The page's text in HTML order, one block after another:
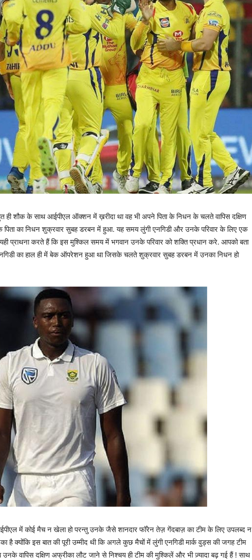
ही शौक के साथ आईपीएल ऑक्शन में ख़रीदा था वह भी अपने पिता के निधन के चलते वापिस दक्षिण
पिता का निधन शुक्रवार सुबह डरबन में हुआ. यह समय लुंगी एनगिडी और उनके परिवार के लिए एक
प्राथना करते हैं कि इस मुश्किल समय में भगवान उनके परिवार को शक्ति प्रधान करे. आपको बता
का हाल ही में बेक ऑपरेशन हुआ था जिसके चलते शुक्रवार सुबह डरबन में उनका निधन हो
में कोई मैच न खेला हो परन्तु उनके जैसे शानदार फॉरेन तेज़ गेंदबाज़ का टीम के लिए उपलब्द न
है क्योंकि इस बात की पूरी उम्मीद थी कि अगले कुछ मैचों में लुंगी एनगिडी मार्क वुड्स की जगह टीम
दक्षिण अफ्रीका लौट जाने से निश्चय ही टीम की मुश्किलें और भी ज़्यादा बढ़ गई हैं ! साथ